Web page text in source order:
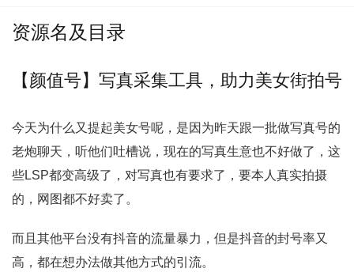
资源名及目录
【颜值号】写真采集工具，助力美女街拍号
今天为什么又提起美女号呢，是因为昨天跟一批做写真号的
老炮聊天，听他们吐槽说，现在的写真生意也不好做了，这
些LSP都变高级了，对写真也有要求了，要本人真实拍摄
的，网图都不好卖了。
而且其他平台没有抖音的流量暴力，但是抖音的封号率又
高，都在想办法做其他方式的引流。